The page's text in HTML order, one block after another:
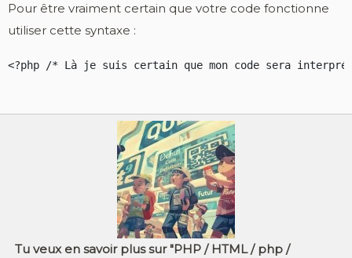
Pour être vraiment certain que votre code fonctionne
utiliser cette syntaxe :
<?php /* Là je suis certain que mon code sera
Tu veux en savoir plus sur "PHP / HTML / php /